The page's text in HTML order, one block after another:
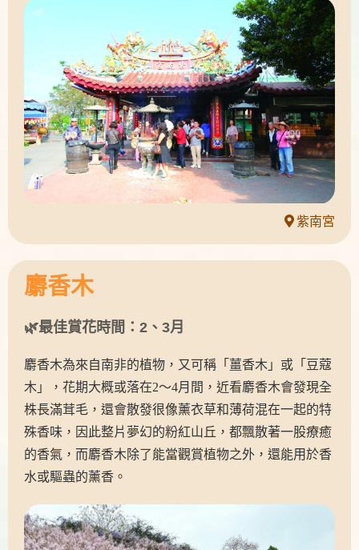
紫南宮
麝香木
🌿最佳賞花時間：2、3月
麝香木為來自南非的植物，又可稱「薑香木」或「豆蔻
木」，花期大概或落在2～4月間，近看麝香木會發現全
株長滿茸毛，還會散發很像薰衣草和薄荷混在一起的特
殊香味，因此整片夢幻的粉紅山丘，都飄散著一股療癒
的香氣，而麝香木除了能當觀賞植物之外，還能用於香
水或驅蟲的薰香。